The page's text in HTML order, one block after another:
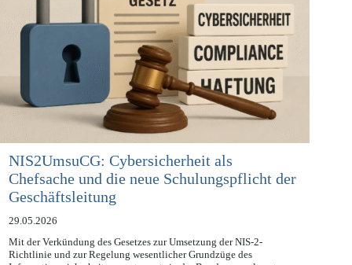
NIS2UmsuCG: Cybersicherheit als
Chefsache und die neue Schulungspflicht der
Geschäftsleitung
29.05.2026
Mit der Verkündung des Gesetzes zur Umsetzung der NIS-2-